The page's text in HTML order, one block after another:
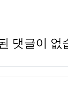
댓글이 없